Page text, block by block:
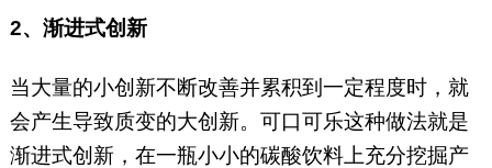
2、渐进式创新
当大量的小创新不断改善并累积到一定程度时，就
会产生导致质变的大创新。可口可乐这种做法就是
渐进式创新，在一瓶小小的碳酸饮料上充分挖掘产